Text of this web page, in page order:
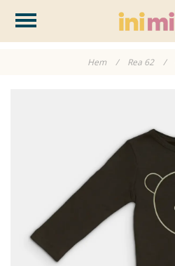
Hem / Rea 62 /